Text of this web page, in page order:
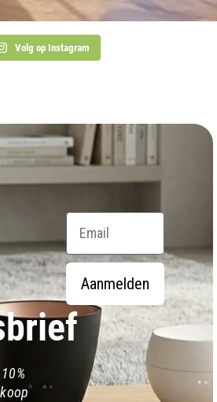
Volg op Instagram
Email
Aanmelden